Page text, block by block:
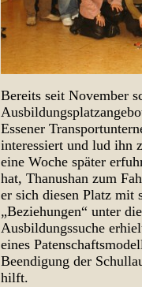
Bereits seit November
Essener
interessiert und lud ihn
eine Woche später
hat, Thanushan zum
er sich diesen Platz mit
„Beziehungen“ unter
Ausbildungssuche
eines
Beendigung der
hilft.